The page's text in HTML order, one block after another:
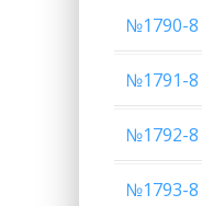
№1790-8
№1791-8
№1792-8
№1793-8